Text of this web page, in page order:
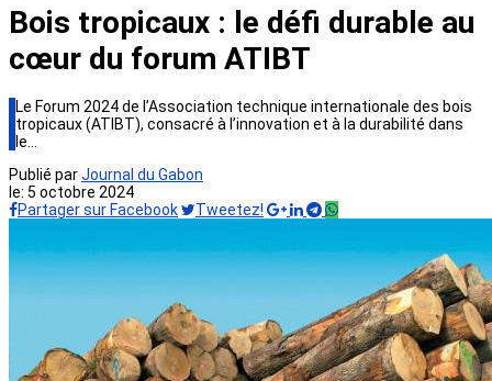
Bois tropicaux : le défi durable au
cœur du forum ATIBT
Le Forum 2024 de l’Association technique internationale des bois
tropicaux (ATIBT), consacré à l’innovation et à la durabilité dans
le…
Publié parJournal du Gabon
le: 5 octobre 2024
Partager sur Facebook
Tweetez!